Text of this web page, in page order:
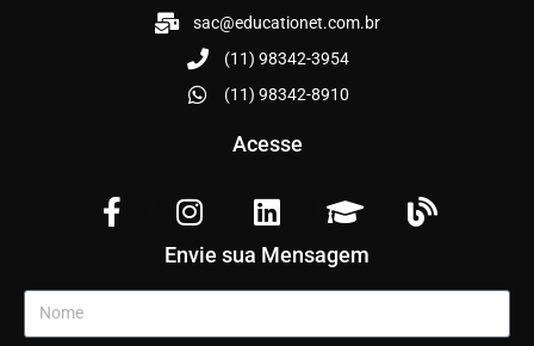
sac@educationet.com.br
(11) 98342-3954
(11) 98342-8910
Acesse
Envie sua Mensagem